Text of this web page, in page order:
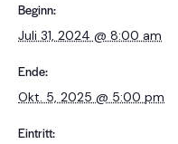
Beginn:
Juli 31, 2024 @ 8:00 am
Ende:
Okt. 5, 2025 @ 5:00 pm
Eintritt: